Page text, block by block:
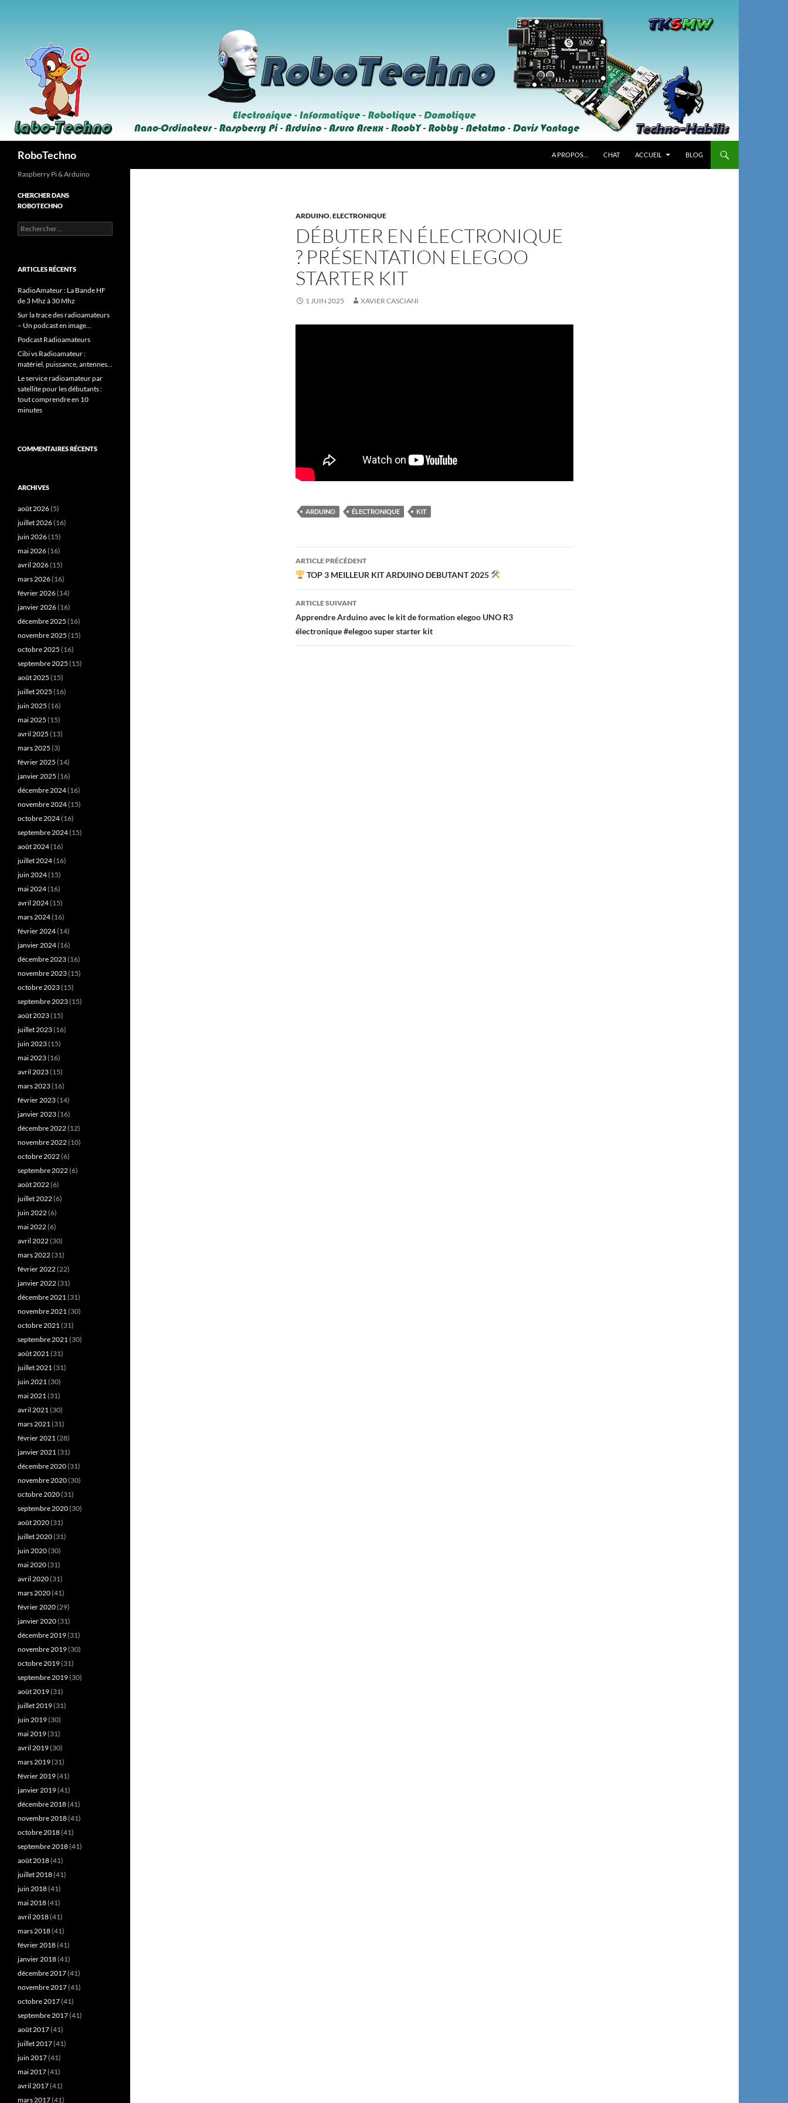
RoboTechno A PROPOS… CHAT ACCUEIL BLOG
ARDUINO,ELECTRONIQUE
DÉBUTER EN ÉLECTRONIQUE
? PRÉSENTATION ELEGOO
STARTER KIT
1 JUIN 2025 XAVIER CASCIANI
ARDUINO ÉLECTRONIQUE KIT
Navigation
des
articles
ARTICLE PRÉCÉDENT
TOP 3 MEILLEUR KIT ARDUINO DEBUTANT 2025
ARTICLE SUIVANT
Apprendre Arduino avec le kit de formation elegoo UNO R3
électronique #elegoo super starter kit
Raspberry Pi & Arduino
CHERCHER DANS
ROBOTECHNO
Rechercher :
ARTICLES RÉCENTS
RadioAmateur : La Bande HF
de 3 Mhz à 30 Mhz
Sur la trace des radioamateurs
– Un podcast en image…
Podcast Radioamateurs
Cibi vs Radioamateur :
matériel, puissance, antennes…
Le service radioamateur par
satellite pour les débutants :
tout comprendre en 10
minutes
COMMENTAIRES RÉCENTS
ARCHIVES
août 2026(5)
juillet 2026(16)
juin 2026(15)
mai 2026(16)
avril 2026(15)
mars 2026(16)
février 2026(14)
janvier 2026(16)
décembre 2025 (16)
novembre 2025 (15)
octobre 2025 (16)
septembre 2025 (15)
août 2025 (15)
juillet 2025 (16)
juin 2025 (16)
mai 2025 (15)
avril 2025 (13)
mars 2025 (3)
février 2025 (14)
janvier 2025 (16)
décembre 2024(16)
novembre 2024(15)
octobre 2024(16)
septembre 2024(15)
août 2024(16)
juillet 2024(16)
juin 2024(15)
mai 2024(16)
avril 2024(15)
mars 2024(16)
février 2024(14)
janvier 2024(16)
décembre 2023(16)
novembre 2023(15)
octobre 2023(15)
septembre 2023(15)
août 2023(15)
juillet 2023(16)
juin 2023(15)
mai 2023(16)
avril 2023(15)
mars 2023(16)
février 2023(14)
janvier 2023(16)
décembre 2022(12)
novembre 2022(10)
octobre 2022(6)
septembre 2022(6)
août 2022(6)
juillet 2022(6)
juin 2022(6)
mai 2022(6)
avril 2022(30)
mars 2022(31)
février 2022(22)
janvier 2022(31)
décembre 2021(31)
novembre 2021(30)
octobre 2021(31)
septembre 2021(30)
août 2021(31)
juillet 2021(31)
juin 2021(30)
mai 2021(31)
avril 2021(30)
mars 2021(31)
février 2021(28)
janvier 2021(31)
décembre 2020(31)
novembre 2020(30)
octobre 2020(31)
septembre 2020(30)
août 2020(31)
juillet 2020(31)
juin 2020(30)
mai 2020(31)
avril 2020(31)
mars 2020(41)
février 2020(29)
janvier 2020(31)
décembre 2019(31)
novembre 2019(30)
octobre 2019(31)
septembre 2019(30)
août 2019(31)
juillet 2019(31)
juin 2019(30)
mai 2019(31)
avril 2019(30)
mars 2019(31)
février 2019(41)
janvier 2019(41)
décembre 2018(41)
novembre 2018(41)
octobre 2018(41)
septembre 2018(41)
août 2018(41)
juillet 2018(41)
juin 2018(41)
mai 2018(41)
avril 2018(41)
mars 2018(41)
février 2018(41)
janvier 2018(41)
décembre 2017(41)
novembre 2017(41)
octobre 2017(41)
septembre 2017(41)
août 2017(41)
juillet 2017(41)
juin 2017(41)
mai 2017(41)
avril 2017(41)
mars 2017(41)